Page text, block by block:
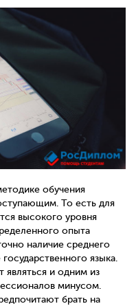
обучения
То есть для
высокого уровня
опыта
наличие среднего
языка.
и одним из
минусом.
брать на